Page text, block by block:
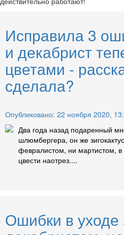
Исправила 3
и декабрист
цветами -
сделала?
Опубликовано: 22 ноября 2020,
Два года назад подаренный
шлюмбергера, он же
февралистом, ни мартистом,
цвести наотрез....
Ошибки в уходе